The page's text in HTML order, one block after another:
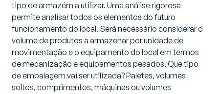
tipo de armazém a utilizar. Uma análise rigorosa
permite analisar todos os elementos do futuro
funcionamento do local. Será necessário considerar o
volume de produtos a armazenar por unidade de
movimentação e o equipamento do local em termos
de mecanização e equipamentos pesados. Que tipo
de embalagem vai ser utilizada? Paletes, volumes
soltos, comprimentos, máquinas ou volumes